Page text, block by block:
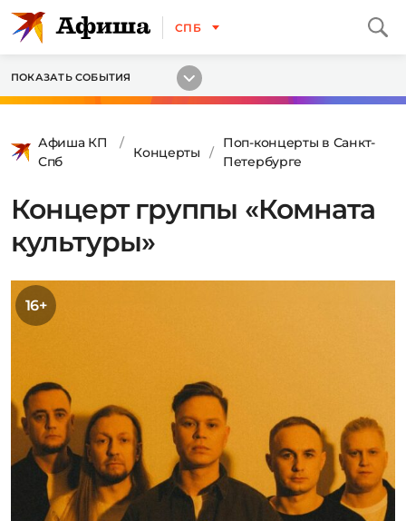
СПБ
ПОКАЗАТЬ СОБЫТИЯ
Афиша КП
Спб
Концерты
Поп-концерты в Санкт-
Петербурге
Концерт группы «Комната
культуры»
16+